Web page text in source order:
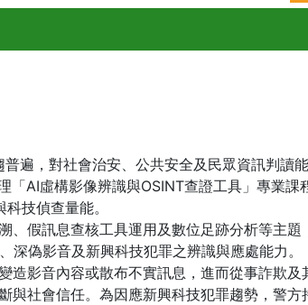
遍，對社會治安、公共安全及民眾資訊判讀
AI虛構影像辨識與OSINT查證工具」專業課
技偵查量能。
假訊息查核工具運用及數位足跡分析等主題
偽影音及新興科技犯罪之辨識與應處能力。
影音內容或散布不實訊息，進而從事詐欺及
與社會信任。為因應新興科技犯罪趨勢，警方